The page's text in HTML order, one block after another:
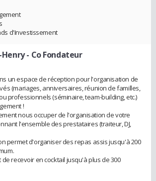
d'Investissement
Henry- Co Fondateur
un espace de réception pour l'organisation de
(mariages, anniversaires, réunion de familles,
professionnels (séminaire, team-building, etc.)
!
nous occuper de l'organisation de votre
l'ensemble des prestataires (traiteur, DJ,
permet d'organiser des repas assis jusqu'à 200
recevoir en cocktail jusqu'à plus de 300